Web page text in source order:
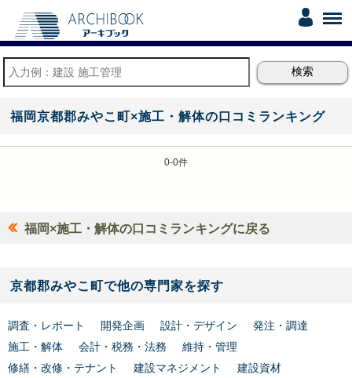
福岡京都郡みやこ町×施工・解体の口コミランキング
0-0件
福岡×施工・解体の口コミランキングに戻る
京都郡みやこ町で他の専門家を探す
調査・レポート 開発企画 設計・デザイン
発注・調達
施工・解体
会計・税務・法務
維持・管理
修繕・改修・テナント
建設マネジメント
建設資材